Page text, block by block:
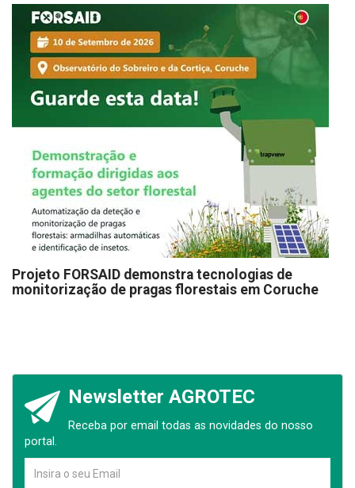
Projeto FORSAID demonstra tecnologias de
monitorização de pragas florestais em Coruche
Newsletter AGROTEC
Receba por email todas as novidades do nosso
portal.